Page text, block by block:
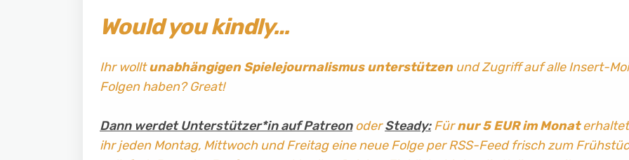
Would you kindly…
Ihr wolltunabhängigen Spielejournalismus unterstützenund Zugriff auf alle Insert-
Folgen haben? Great!
Dann werdet Unterstützer*in auf PatreonoderSteady:Fürnur 5 EUR im Monaterhaltet
ihr jeden Montag, Mittwoch und Freitag eine neue Folge per RSS-Feed frisch zum